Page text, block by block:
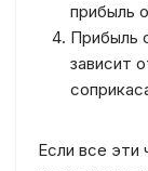
прибыль
Прибыль
зависит
Если все эти